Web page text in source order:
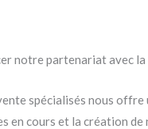
notre partenariat avec
spécialisés nous
en cours et la création